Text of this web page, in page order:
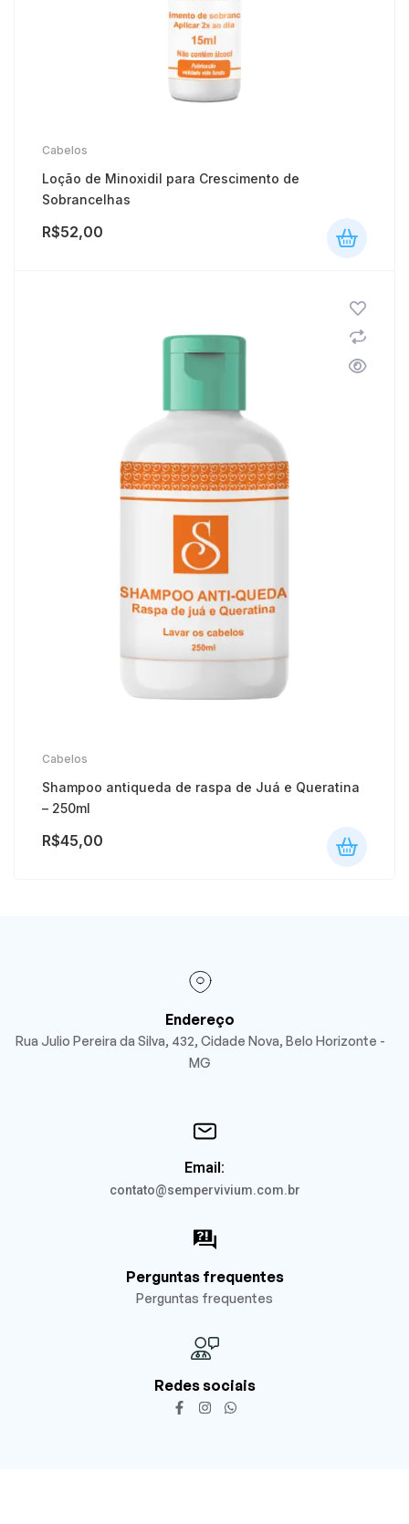
Cabelos
Loção de Minoxidil para Crescimento de
Sobrancelhas
R$52,00
Cabelos
Shampoo antiqueda de raspa de Juá e Queratina
– 250ml
R$45,00
Endereço
Rua Julio Pereira da Silva, 432, Cidade Nova, Belo Horizonte -
MG
Email:
contato@sempervivium.com.br
Perguntas frequentes
Perguntas frequentes
Redes sociais